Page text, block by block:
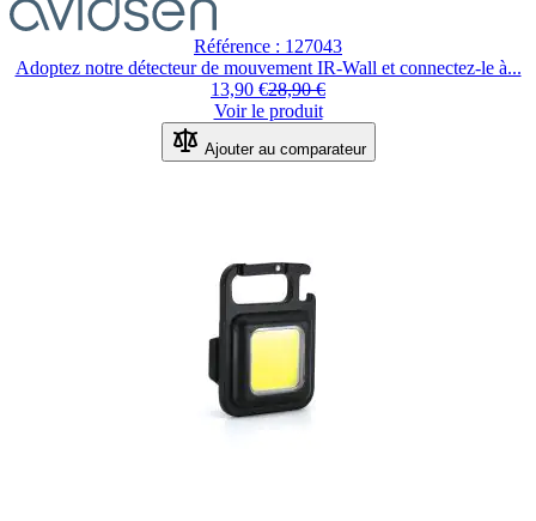
Référence : 127043
Adoptez notre détecteur de mouvement IR-Wall et connectez-le à...
13,90 €28,90 €
Voir le produit
Ajouter au comparateur